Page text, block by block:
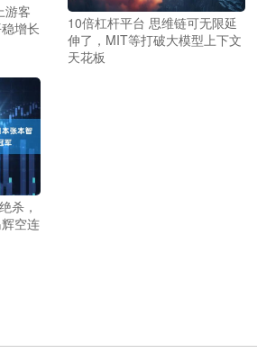
游客
增长
10倍杠杆平台 思维链可无限延
伸了，MIT等打破大模型上下文
天花板
杀，
空连